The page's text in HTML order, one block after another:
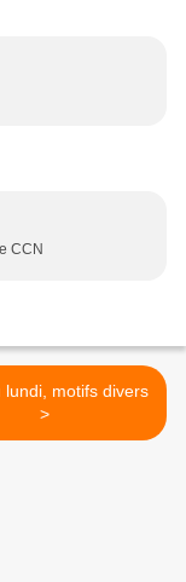
CCN
lundi, motifs divers
>